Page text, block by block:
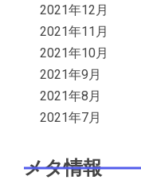
2021年12月
2021年11月
2021年10月
2021年9月
2021年8月
2021年7月
メタ情報